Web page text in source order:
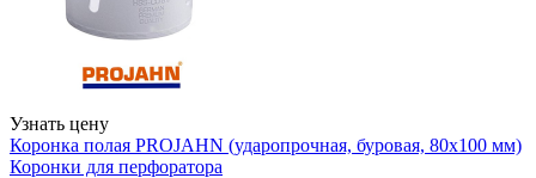
Узнать цену
Коронка полая PROJAHN (ударопрочная, буровая, 80х100 мм)
Коронки для перфоратора